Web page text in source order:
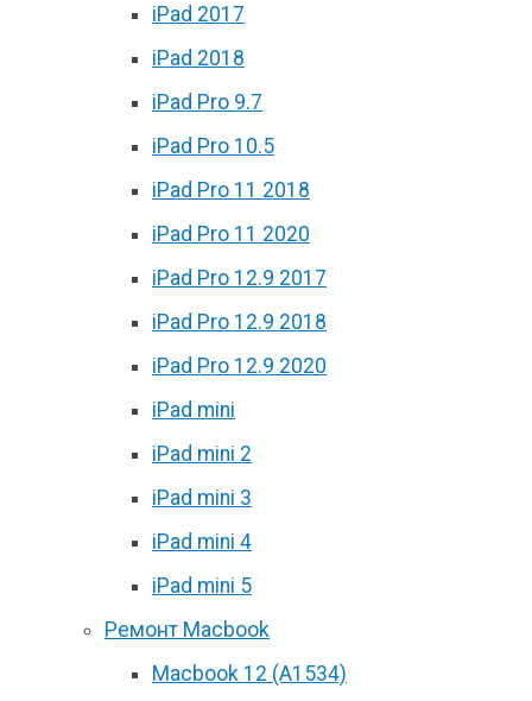
iPad 2017
iPad 2018
iPad Pro 9.7
iPad Pro 10.5
iPad Pro 11 2018
iPad Pro 11 2020
iPad Pro 12.9 2017
iPad Pro 12.9 2018
iPad Pro 12.9 2020
iPad mini
iPad mini 2
iPad mini 3
iPad mini 4
iPad mini 5
Ремонт Macbook
Macbook 12 (А1534)